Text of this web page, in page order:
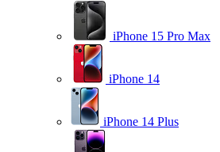
iPhone 15 Pro Max
iPhone 14
iPhone 14 Plus